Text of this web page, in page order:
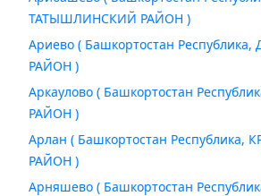
ТАТЫШЛИНСКИЙ РАЙОН )
Ариево ( Башкортостан
РАЙОН )
Аркаулово ( Башкортостан
РАЙОН )
Арлан ( Башкортостан
РАЙОН )
Арняшево ( Башкортостан